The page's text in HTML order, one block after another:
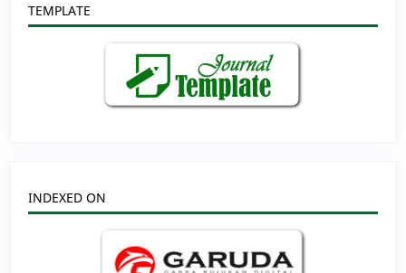
TEMPLATE
INDEXED ON